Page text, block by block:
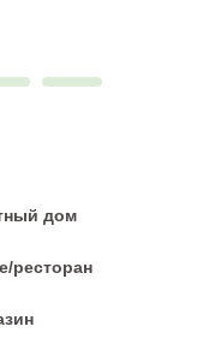
дом
ресторан